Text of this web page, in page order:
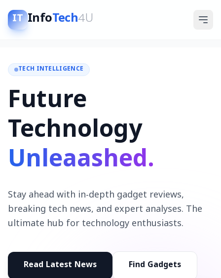
IT InfoTech4U
TECH INTELLIGENCE
Future
Technology
Unleaashed.
Stay ahead with in-depth gadget reviews,
breaking tech news, and expert analyses. The
ultimate hub for technology enthusiasts.
Read Latest News Find Gadgets